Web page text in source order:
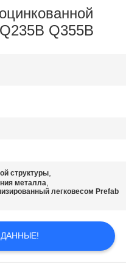
Q355B
структуры,
металла,
легковесом Prefab